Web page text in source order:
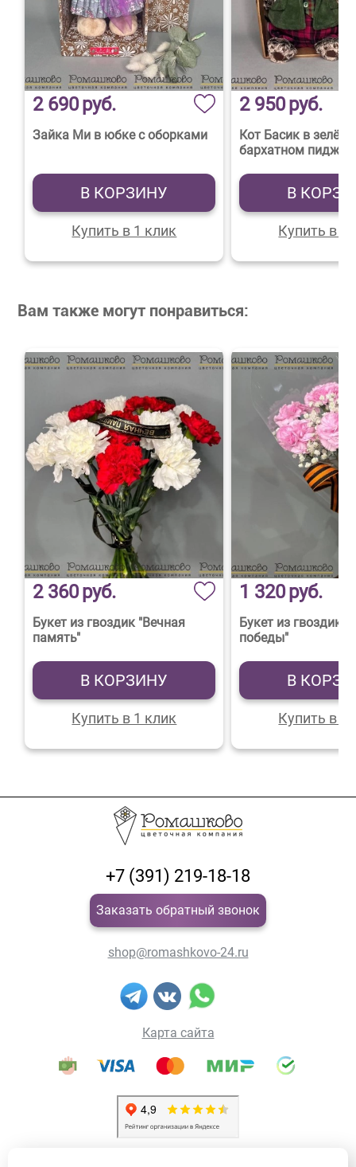
2 690руб.
Зайка Ми в юбке с оборками
В КОРЗИНУ
Купить в 1 клик
2 950руб.
Кот Басик в
бархатном
В
Купить в 1
Вам также могут понравиться:
2 360руб.
Букет из гвоздик "Вечная
память"
В КОРЗИНУ
Купить в 1 клик
1 320руб.
Букет из гвоздик
победы"
В
Купить в 1
+7 (391) 219-18-18
Заказать обратный звонок
shop@romashkovo-24.ru
Карта сайта